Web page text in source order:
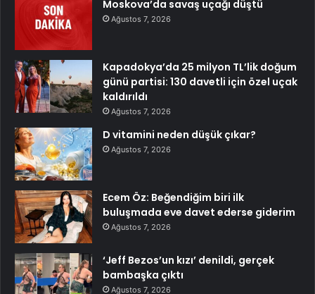
Moskova’da savaş uçağı düştü
Ağustos 7, 2026
Kapadokya’da 25 milyon TL’lik doğum
günü partisi: 130 davetli için özel uçak
kaldırıldı
Ağustos 7, 2026
D vitamini neden düşük çıkar?
Ağustos 7, 2026
Ecem Öz: Beğendiğim biri ilk
buluşmada eve davet ederse giderim
Ağustos 7, 2026
‘Jeff Bezos’un kızı’ denildi, gerçek
bambaşka çıktı
Ağustos 7, 2026